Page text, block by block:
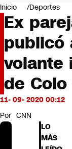
Negocios
Deportes
Programas
Cultura
Servicios
Bits
CNN tiempo
Futuro 360
Inicio Deportes
Ex
publicó
volante
de Colo
11- 09- 2020 00:12
Por CNN
LO
MÁS